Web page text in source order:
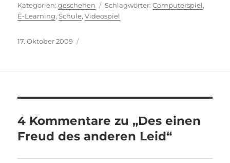
Kategorien
geschehen Schlagwörter
Computerspiel,
E-Learning,Schule,Videospiel
Veröffentlicht
17. Oktober 2009
4 Kommentare zu „Des einen
Freud des anderen Leid“